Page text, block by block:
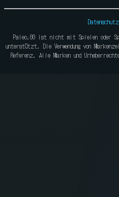
Paleo.GG ist nicht mit Spielen oder
unterstützt. Die Verwendung von
Referenz. Alle Marken und